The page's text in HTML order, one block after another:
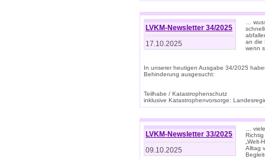
LVKM-Newsletter 34/2025
17.10.2025
…
an die
wenn
In unserer heutigen Ausgabe 34/2025
Behinderung ausgesucht:
Teilhabe / Katastrophenschutz
inklusive Katastrophenvorsorge:
LVKM-Newsletter 33/2025
09.10.2025
…
Alltag